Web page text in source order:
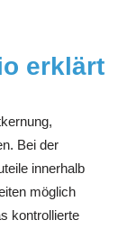
erklärt
Bei der
innerhalb
möglich
kontrollierte